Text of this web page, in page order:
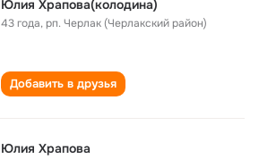
Юлия Храпова(колодина)
43 года,рп. Черлак (Черлакский район)
Добавить в друзья
Юлия Храпова